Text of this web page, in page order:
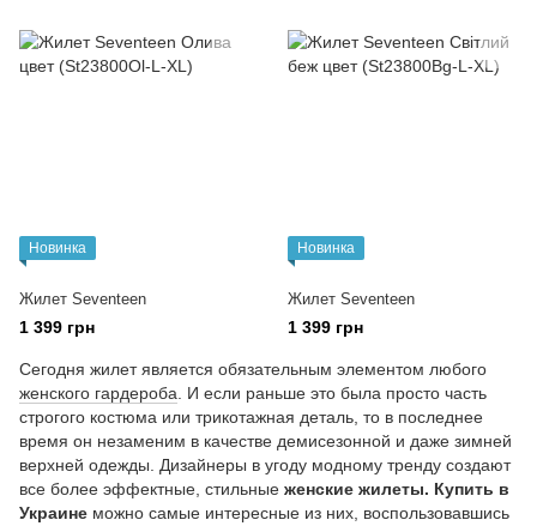
Новинка
Жилет Seventeen
1 399 грн
Новинка
Жилет Seventeen
1 399 грн
Сегодня жилет является обязательным элементом любого
женского гардероба . И если раньше это была просто часть
строгого костюма или трикотажная деталь, то в последнее
время он незаменим в качестве демисезонной и даже зимней
верхней одежды. Дизайнеры в угоду модному тренду создают
все более эффектные, стильные женские жилеты. Купить в
Украине можно самые интересные из них, воспользовавшись